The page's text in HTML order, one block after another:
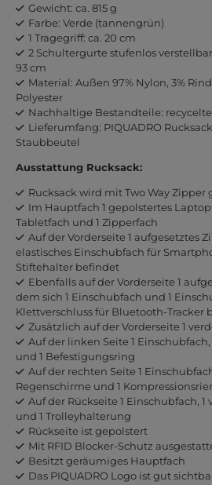
Gewicht: ca. 815 g
Farbe: Verde (tannengrün)
1 Tragegriff: ca. 20 cm
2 Schultergurte stufenlos
93 cm
Material: Außen 97% Nylon, 3%
Polyester
Nachhaltige Bestandteile:
Lieferumfang: PIQUADRO
Staubbeutel
Ausstattung Rucksack:
Rucksack wird mit Two Way Zipper
Im Hauptfach 1 gepolstertes
Tabletfach und 1 Zipperfach
Auf der Vorderseite 1 aufgesetztes
elastisches Einschubfach für
Stiftehalter befindet
Ebenfalls auf der Vorderseite 1
dem sich 1 Einschubfach und 1
Klettverschluss für Bluetooth-Tracker
Zusätzlich auf der Vorderseite 1
Auf der linken Seite 1
und 1 Befestigungsring
Auf der rechten Seite 1
Regenschirme und 1
Auf der Rückseite 1 Einschubfach,
und 1 Trolleyhalterung
Rückseite ist gepolstert
Mit RFID Blocker-Schutz
Besitzt geräumiges Hauptfach
Das PIQUADRO Logo ist gut